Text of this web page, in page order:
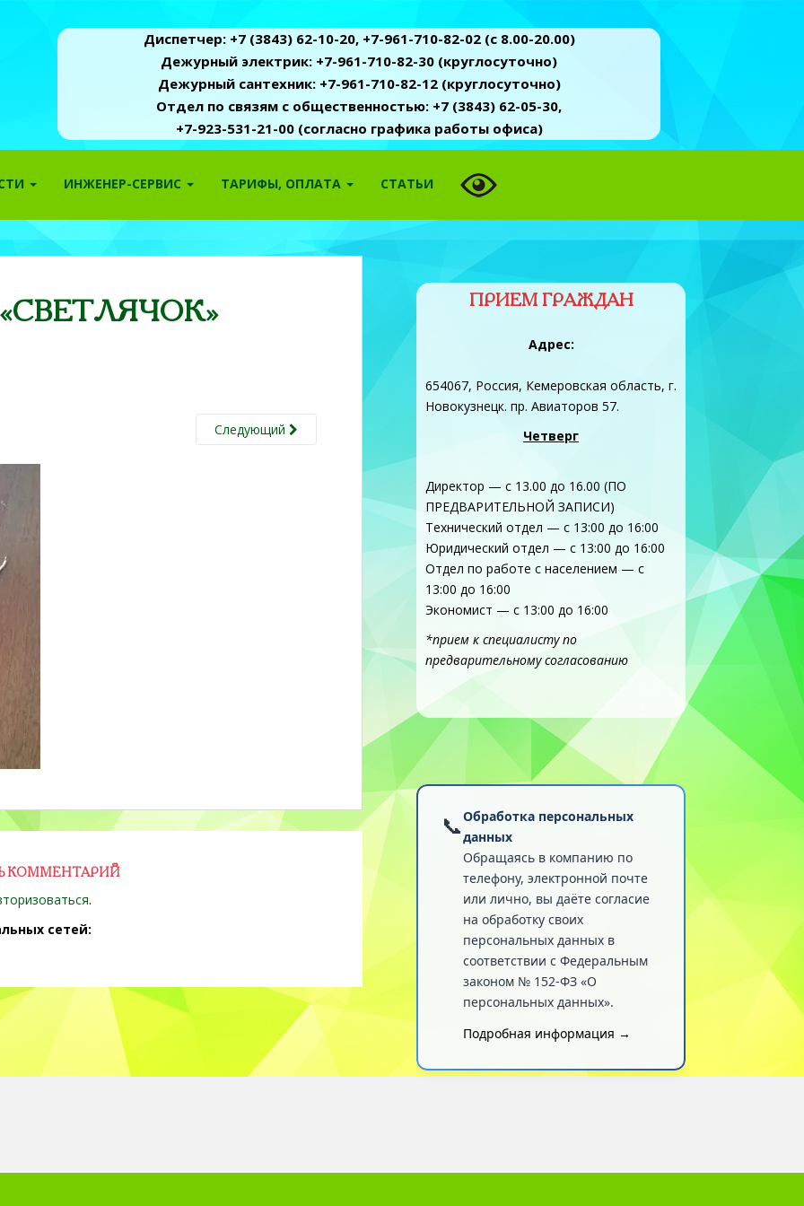
Диспетчер: +7 (3843) 62-10-20, +7-961-710-82-02 (c 8.00-20.00)
Дежурный электрик: +7-961-710-82-30 (круглосуточно)
Дежурный сантехник: +7-961-710-82-12 (круглосуточно)
Отдел по связям с общественностью: +7 (3843) 62-05-30,
+7-923-531-21-00 (согласно графика работы офиса)
ИНЖЕНЕР-СЕРВИС ТАРИФЫ, ОПЛАТА СТАТЬИ
Следующий
КОММЕНТАРИЙ
.
сетей:
ПРИЕМ ГРАЖДАН
Адрес:
654067, Россия, Кемеровская область, г.
Новокузнецк. пр. Авиаторов 57.
Четверг
Директор — с 13.00 до 16.00 (ПО
ПРЕДВАРИТЕЛЬНОЙ ЗАПИСИ)
Технический отдел — с 13:00 до 16:00
Юридический отдел — с 13:00 до 16:00
Отдел по работе с населением — с
13:00 до 16:00
Экономист — с 13:00 до 16:00
*прием к специалисту по
предварительному согласованию
📞Обработка персональных
данных
Обращаясь в компанию по
телефону, электронной почте
или лично, вы даёте согласие
на обработку своих
персональных данных в
соответствии с Федеральным
законом № 152-ФЗ «О
персональных данных».
Подробная информация →